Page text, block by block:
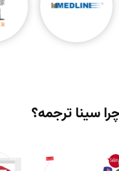
سینا ترجمه؟